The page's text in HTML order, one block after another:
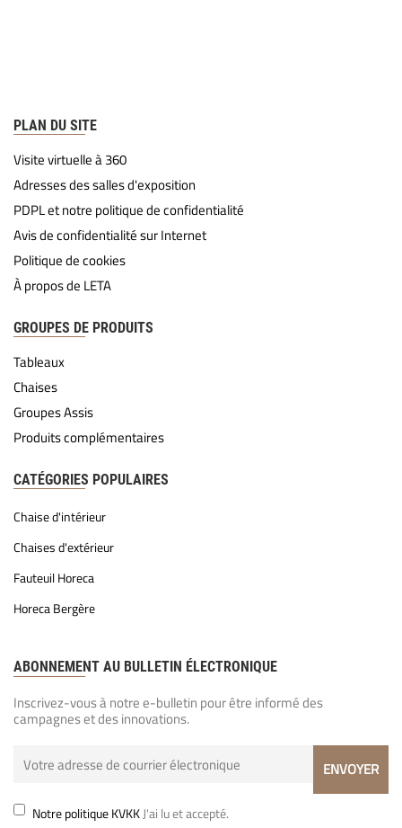
PLAN DU SITE
Visite virtuelle à 360
Adresses des salles d'exposition
PDPL et notre politique de confidentialité
Avis de confidentialité sur Internet
Politique de cookies
À propos de LETA
GROUPES DE PRODUITS
Tableaux
Chaises
Groupes Assis
Produits complémentaires
CATÉGORIES POPULAIRES
Chaise d'intérieur
Chaises d'extérieur
Fauteuil Horeca
Horeca Bergère
ABONNEMENT AU BULLETIN ÉLECTRONIQUE
Inscrivez-vous à notre e-bulletin pour être informé des
campagnes et des innovations.
Notre politique KVKKJ'ai lu et accepté.